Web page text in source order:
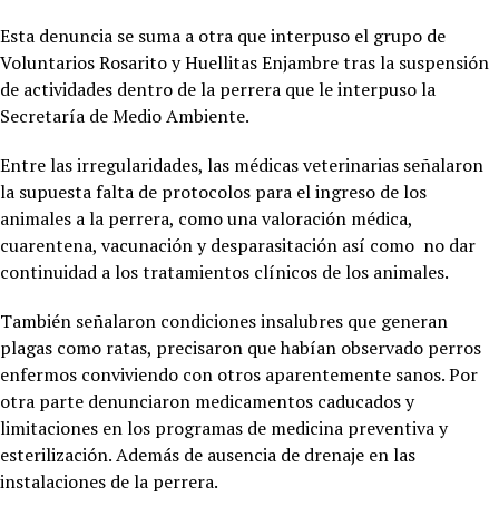
Esta denuncia se suma a otra que interpuso el grupo de
Voluntarios Rosarito y Huellitas Enjambre tras la suspensión
de actividades dentro de la perrera que le interpuso la
Secretaría de Medio Ambiente.
Entre las irregularidades, las médicas veterinarias señalaron
la supuesta falta de protocolos para el ingreso de los
animales a la perrera, como una valoración médica,
cuarentena, vacunación y desparasitación así como no dar
continuidad a los tratamientos clínicos de los animales.
También señalaron condiciones insalubres que generan
plagas como ratas, precisaron que habían observado perros
enfermos conviviendo con otros aparentemente sanos. Por
otra parte denunciaron medicamentos caducados y
limitaciones en los programas de medicina preventiva y
esterilización. Además de ausencia de drenaje en las
instalaciones de la perrera.